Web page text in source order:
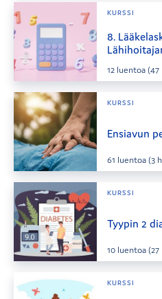
KURSSI
8.
12 luentoa(47
KURSSI
Ensiavun
61 luentoa(3
KURSSI
Tyypin 2
10 luentoa
KURSSI